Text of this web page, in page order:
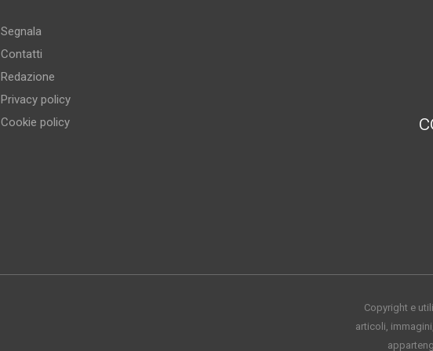
Segnala
Contatti
Redazione
Privacy policy
Cookie policy
Copyright e
articoli,